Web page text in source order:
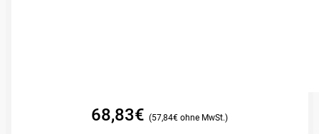
68,83€ 57,84€